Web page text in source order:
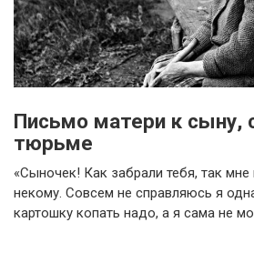
Письмо матери к сыну,
тюрьме
«Сыночек! Как забрали тебя, так
некому. Совсем не справляюсь я
картошку копать надо, а я сама не